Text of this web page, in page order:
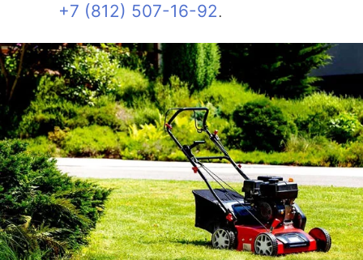
+7 (812) 507-16-92.